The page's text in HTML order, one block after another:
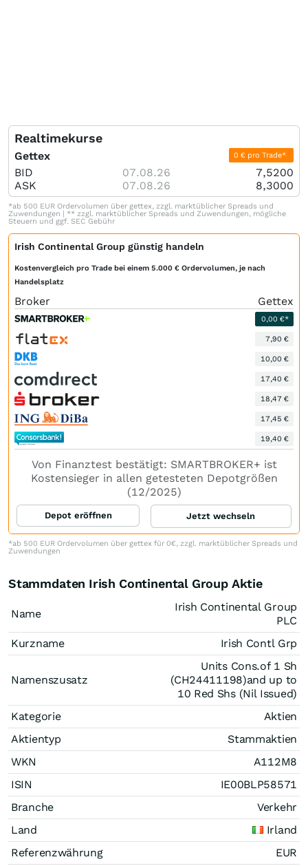
Realtimekurse
Gettex 0 € pro Trade*
BID 07.08.26
7,5200
ASK
07.08.26 8,3000
*ab 500 EUR Ordervolumen über gettex, zzgl. marktüblicher Spreads und
Zuwendungen | ** zzgl. marktüblicher Spreads und Zuwendungen, mögliche
Steuern und ggf. SEC Gebühr
Irish Continental Group günstig handeln
Kostenvergleich pro Trade bei einem 5.000 € Ordervolumen, je nach
Handelsplatz
Broker Gettex
0,00 €*
7,90 €
10,00 €
17,40 €
18,47 €
17,45 €
19,40 €
Von Finanztest bestätigt: SMARTBROKER+ ist
Kostensieger in allen getesteten Depotgrößen
(12/2025)
Depot eröffnen Jetzt wechseln
*ab 500 EUR Ordervolumen über gettex für 0€, zzgl. marktüblicher Spreads und
Zuwendungen
Stammdaten Irish Continental Group Aktie
Name
Irish Continental Group
PLC
Kurzname
Irish Contl Grp
Namenszusatz
Units Cons.of 1 Sh
(CH24411198)and up to
10 Red Shs (Nil Issued)
Kategorie
Aktien
Aktientyp
Stammaktien
WKN
A112M8
ISIN
IE00BLP58571
Branche
Verkehr
Land
Irland
Referenzwährung
EUR